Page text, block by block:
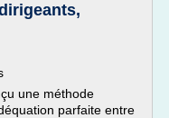
une méthode
parfaite entre